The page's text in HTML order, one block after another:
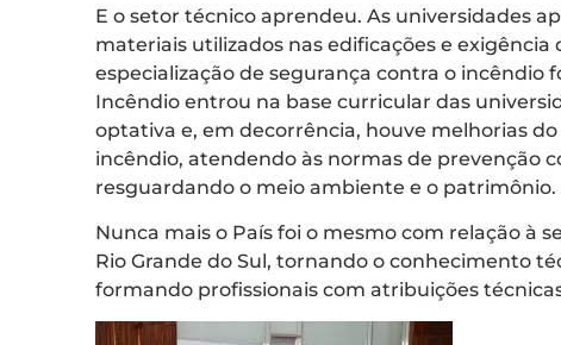
E o setor técnico aprendeu. As universidades
materiais utilizados nas edificações e exigência
especialização de segurança contra o incêndio
Incêndio entrou na base curricular das
optativa e, em decorrência, houve melhorias
incêndio, atendendo às normas de prevenção
resguardando o meio ambiente e o patrimônio.
Nunca mais o País foi o mesmo com relação à
Rio Grande do Sul, tornando o conhecimento
formando profissionais com atribuições